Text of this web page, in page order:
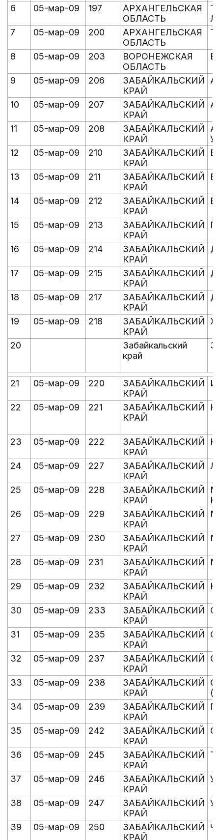
6
05-мар-09 197
АРХАНГЕЛЬСКАЯ
ОБЛАСТЬ
7
05-мар-09 200
АРХАНГЕЛЬСКАЯ
ОБЛАСТЬ
8 05-мар-09 203
ВОРОНЕЖСКАЯ
ОБЛАСТЬ
9 05-мар-09 206
ЗАБАЙКАЛЬСКИЙ
КРАЙ
10 05-мар-09 207
ЗАБАЙКАЛЬСКИЙ
КРАЙ
11 05-мар-09 208
ЗАБАЙКАЛЬСКИЙ
КРАЙ
12
05-мар-09 210
ЗАБАЙКАЛЬСКИЙ
КРАЙ
13 05-мар-09 211
ЗАБАЙКАЛЬСКИЙ
КРАЙ
14 05-мар-09 212
ЗАБАЙКАЛЬСКИЙ
КРАЙ
15 05-мар-09 213
ЗАБАЙКАЛЬСКИЙ
КРАЙ
16 05-мар-09 214
ЗАБАЙКАЛЬСКИЙ
КРАЙ
17 05-мар-09 215
ЗАБАЙКАЛЬСКИЙ
КРАЙ
18 05-мар-09 217
ЗАБАЙКАЛЬСКИЙ
КРАЙ
19 05-мар-09 218
ЗАБАЙКАЛЬСКИЙ
КРАЙ
20
Забайкальский
край
21 05-мар-09 220
ЗАБАЙКАЛЬСКИЙ
КРАЙ
22 05-мар-09 221
ЗАБАЙКАЛЬСКИЙ
КРАЙ
23 05-мар-09 222
ЗАБАЙКАЛЬСКИЙ
КРАЙ
24 05-мар-09 227
ЗАБАЙКАЛЬСКИЙ
КРАЙ
25 05-мар-09 228
ЗАБАЙКАЛЬСКИЙ
КРАЙ
26
05-мар-09 229
ЗАБАЙКАЛЬСКИЙ
КРАЙ
27 05-мар-09 230
ЗАБАЙКАЛЬСКИЙ
КРАЙ
28 05-мар-09 231
ЗАБАЙКАЛЬСКИЙ
КРАЙ
29 05-мар-09 232
ЗАБАЙКАЛЬСКИЙ
КРАЙ
30 05-мар-09 233
ЗАБАЙКАЛЬСКИЙ
КРАЙ
31 05-мар-09 235
ЗАБАЙКАЛЬСКИЙ
КРАЙ
32 05-мар-09 237
ЗАБАЙКАЛЬСКИЙ
КРАЙ
33 05-мар-09 238
ЗАБАЙКАЛЬСКИЙ
КРАЙ
34
05-мар-09 239
ЗАБАЙКАЛЬСКИЙ
КРАЙ
35 05-мар-09 242
ЗАБАЙКАЛЬСКИЙ
КРАЙ
36 05-мар-09 245
ЗАБАЙКАЛЬСКИЙ
КРАЙ
37 05-мар-09 246
ЗАБАЙКАЛЬСКИЙ
КРАЙ
38 05-мар-09 247
ЗАБАЙКАЛЬСКИЙ
КРАЙ
39 05-мар-09 250
ЗАБАЙКАЛЬСКИЙ
КРАЙ